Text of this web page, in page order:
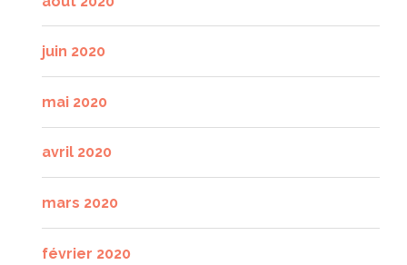
juin 2020
mai 2020
avril 2020
mars 2020
février 2020